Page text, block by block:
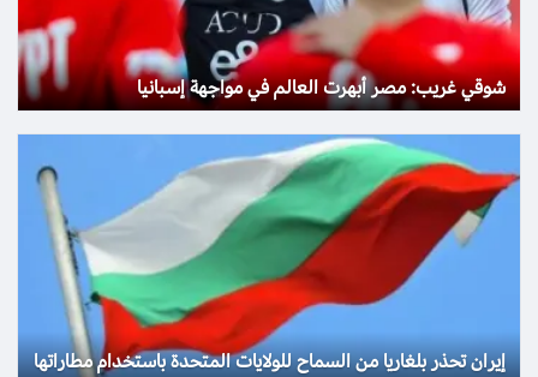
شوقي غريب: مصر أبهرت العالم في مواجهة إسبانيا
إيران تحذر بلغاريا من السماح للولايات المتحدة باستخدام مطاراتها